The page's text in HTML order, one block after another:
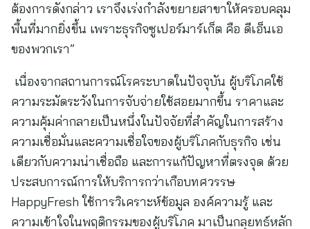
ต้องการดังกล่าว เราจึงเร่งกำลังขยายสาขาให้ครอบคลุม
พื้นที่มากยิ่งขึ้น เพราะธุรกิจซูเปอร์มาร์เก็ต คือ ดีเอ็นเอ
ของพวกเรา”
เนื่องจากสถานการณ์โรคระบาดในปัจจุบัน ผู้บริโภคใช้
ความระมัดระวังในการจับจ่ายใช้สอยมากขึ้น ราคาและ
ความคุ้มค่ากลายเป็นหนึ่งในปัจจัยที่สำคัญในการสร้าง
ความเชื่อมั่นและความเชื่อใจของผู้บริโภคกับธุรกิจ เช่น
เดียวกับความน่าเชื่อถือ และการแก้ปัญหาที่ตรงจุด ด้วย
ประสบการณ์การให้บริการกว่าเกือบทศวรรษ
HappyFresh ใช้การวิเคราะห์ข้อมูล องค์ความรู้ และ
ความเข้าใจในพฤติกรรมของผู้บริโภค มาเป็นกลุยทธ์หลัก